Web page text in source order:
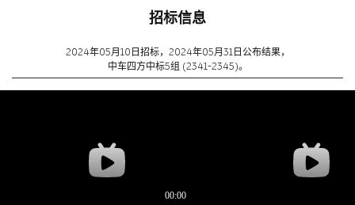
招标信息
2024年05月10日招标，2024年05月31日公布结果，
中车四方中标5组 (2341-2345)。